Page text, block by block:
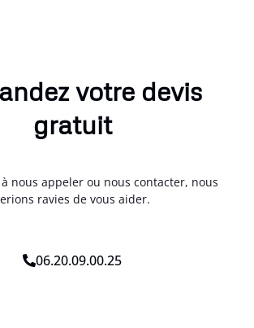
votre devis
gratuit
à nous appeler ou nous contacter, nous
ravies de vous aider.
06.20.09.00.25